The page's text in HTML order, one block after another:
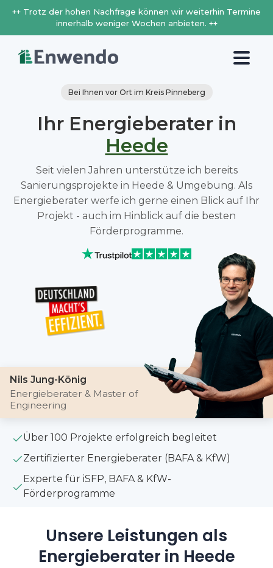
++ Trotz der hohen Nachfrage können wir weiterhin Termine
innerhalb weniger Wochen anbieten. ++
Bei Ihnen vor Ort im Kreis Pinneberg
Ihr Energieberater in
Heede
Seit vielen Jahren unterstütze ich bereits
Sanierungsprojekte in Heede & Umgebung. Als
Energieberater werfe ich gerne einen Blick auf Ihr
Projekt - auch im Hinblick auf die besten
Förderprogramme.
Nils Jung-König
Energieberater & Master of
Engineering
Über 100 Projekte erfolgreich begleitet
Zertifizierter Energieberater (BAFA & KfW)
Experte für iSFP, BAFA & KfW-
Förderprogramme
Unsere Leistungen als
Energieberater in Heede